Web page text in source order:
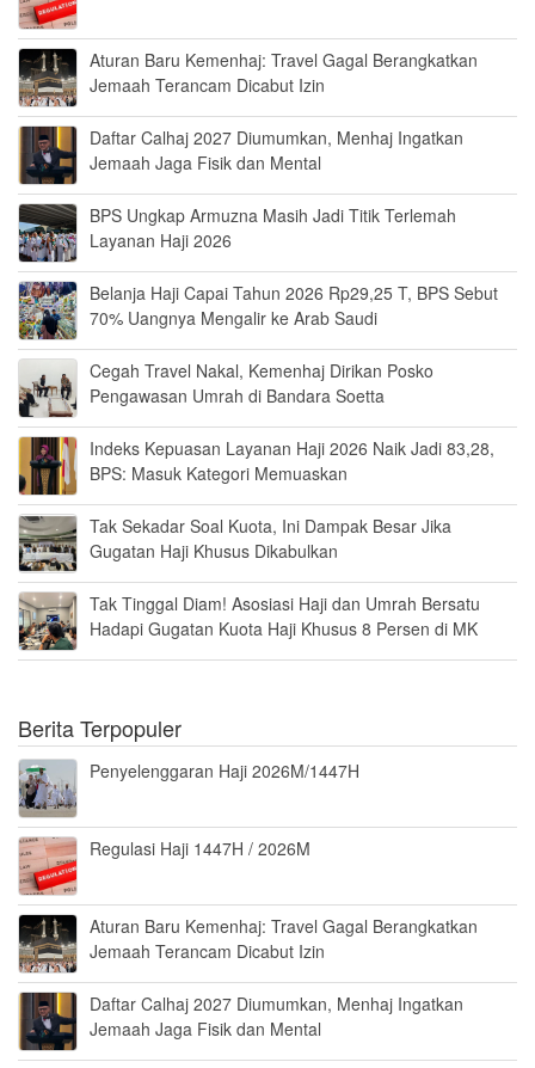
Aturan Baru Kemenhaj: Travel Gagal Berangkatkan
Jemaah Terancam Dicabut Izin
Daftar Calhaj 2027 Diumumkan, Menhaj Ingatkan
Jemaah Jaga Fisik dan Mental
BPS Ungkap Armuzna Masih Jadi Titik Terlemah
Layanan Haji 2026
Belanja Haji Capai Tahun 2026 Rp29,25 T, BPS Sebut
70% Uangnya Mengalir ke Arab Saudi
Cegah Travel Nakal, Kemenhaj Dirikan Posko
Pengawasan Umrah di Bandara Soetta
Indeks Kepuasan Layanan Haji 2026 Naik Jadi 83,28,
BPS: Masuk Kategori Memuaskan
Tak Sekadar Soal Kuota, Ini Dampak Besar Jika
Gugatan Haji Khusus Dikabulkan
Tak Tinggal Diam! Asosiasi Haji dan Umrah Bersatu
Hadapi Gugatan Kuota Haji Khusus 8 Persen di MK
Berita Terpopuler
Penyelenggaran Haji 2026M/1447H
Regulasi Haji 1447H / 2026M
Aturan Baru Kemenhaj: Travel Gagal Berangkatkan
Jemaah Terancam Dicabut Izin
Daftar Calhaj 2027 Diumumkan, Menhaj Ingatkan
Jemaah Jaga Fisik dan Mental